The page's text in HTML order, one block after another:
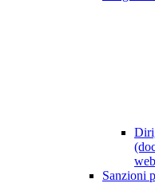
Sanzioni